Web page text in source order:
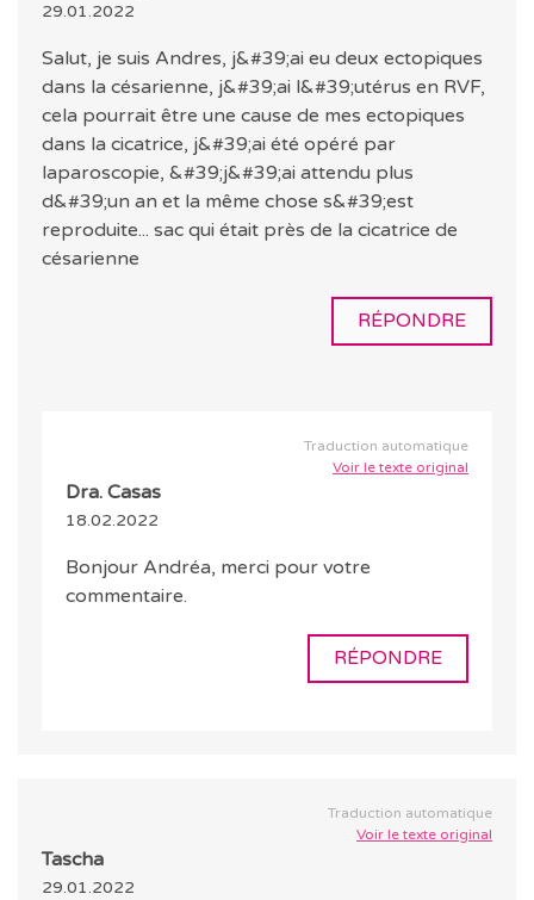
29.01.2022
Salut, je suis Andres, j&#39;ai eu deux ectopiques
dans la césarienne, j&#39;ai l&#39;utérus en RVF,
cela pourrait être une cause de mes ectopiques
dans la cicatrice, j&#39;ai été opéré par
laparoscopie, &#39;j&#39;ai attendu plus
d&#39;un an et la même chose s&#39;est
reproduite... sac qui était près de la cicatrice de
césarienne
RÉPONDRE
Traduction automatique
Voir le texte original
Dra. Casas
18.02.2022
Bonjour Andréa, merci pour votre
commentaire.
RÉPONDRE
Traduction automatique
Voir le texte original
Tascha
29.01.2022